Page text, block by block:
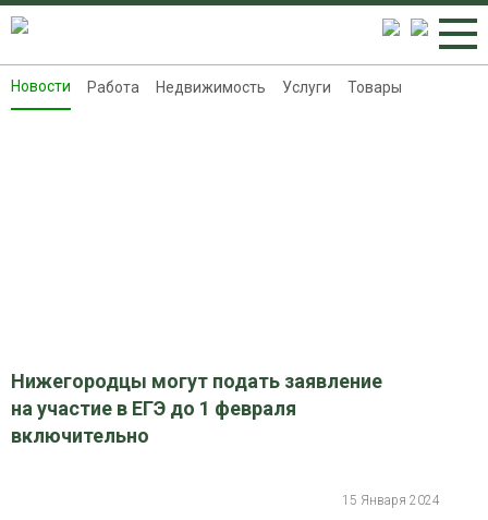
Новости
Новости Работа Недвижимость Услуги Товары
Нижегородцы могут подать заявление
на участие в ЕГЭ до 1 февраля
включительно
15 Января 2024